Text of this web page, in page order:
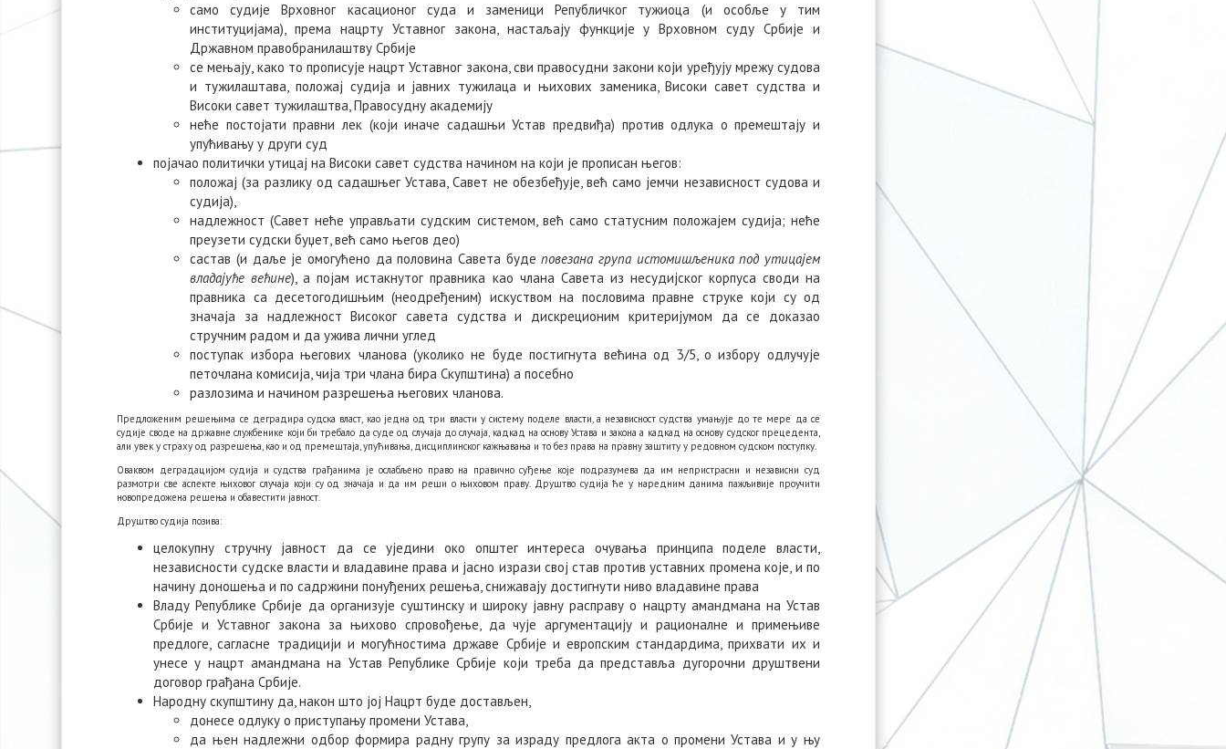
само судије Врховног касационог суда и заменици Републичког тужиоца (и особље у тим
институцијама), према нацрту Уставног закона, настаљају функције у Врховном суду Србије и
Државном правобранилаштву Србије
се мењају, како то прописује нацрт Уставног закона, сви правосудни закони који уређују мрежу судова
и тужилаштава, положај судија и јавних тужилаца и њихових заменика, Високи савет судства и
Високи савет тужилаштва, Правосудну академију
неће постојати правни лек (који иначе садашњи Устав предвиђа) против одлука о премештају и
упућивању у други суд
појачао политички утицај на Високи савет судства начином на који је прописан његов:
положај (за разлику од садашњег Устава, Савет не обезбеђује, већ само јемчи независност судова и
судија),
надлежност (Савет неће управљати судским системом, већ само статусним положајем судија; неће
преузети судски буџет, већ само његов део)
састав (и даље је омогућено да половина Савета будеповезана група истомишљеника под утицајем
владајуће већине), а појам истакнутог правника као члана Савета из несудијског корпуса своди на
правника са десетогодишњим (неодређеним) искуством на пословима правне струке који су од
значаја за надлежност Високог савета судства и дискреционим критеријумом да се доказао
стручним радом и да ужива лични углед
поступак избора његових чланова (уколико не буде постигнута већина од 3/5, о избору одлучује
петочлана комисија, чија три члана бира Скупштина) а посебно
разлозима и начином разрешења његових чланова.
Предложеним решењима се деградира судска власт, као једна од три власти у систему поделе власти, а независност судства умањује до те мере да се
судије своде на државне службенике који би требало да суде од случаја до случаја, кадкад на основу Устава и закона а кадкад на основу судског прецедента,
али увек у страху од разрешења, као и од премештаја, упућивања, дисциплинског кажњавања и то без права на правну заштиту у редовном судском поступку.
Оваквом деградацијом судија и судства грађанима је ослабљено право на правично суђење које подразумева да им непристрасни и независни суд
размотри све аспекте њиховог случаја који су од значаја и да им реши о њиховом праву. Друштво судија ће у наредним данима пажљивије проучити
новопредожена решења и обавестити јавност.
Друштво судија позива:
целокупну стручну јавност да се уједини око општег интереса очувања принципа поделе власти,
независности судске власти и владавине права и јасно изрази свој став против уставних промена које, и по
начину доношења и по садржини понуђених решења, снижавају достигнути ниво владавине права
Владу Републике Србије да организује суштинску и широку јавну расправу о нацрту амандмана на Устав
Србије и Уставног закона за њихово спровођење, да чује аргументацију и рационалне и примењиве
предлоге, сагласне традицији и могућностима државе Србије и европским стандардима, прихвати их и
унесе у нацрт амандмана на Устав Републике Србије који треба да представља дугорочни друштвени
договор грађана Србије.
Народну скупштину да, након што јој Нацрт буде достављен,
донесе одлуку о приступању промени Устава,
да њен надлежни одбор формира радну групу за израду предлога акта о промени Устава и у њу